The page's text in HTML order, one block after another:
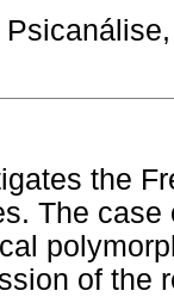
the
The
of the